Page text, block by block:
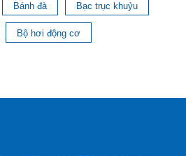
Bánh đà Bạc trục khuỷu
Bộ hơi động cơ